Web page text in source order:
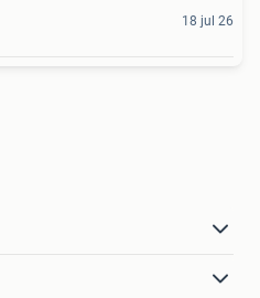
18 jul 26